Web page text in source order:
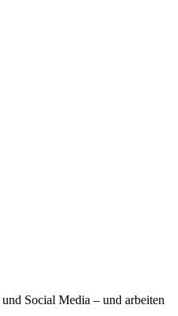
Social Media – und arbeiten